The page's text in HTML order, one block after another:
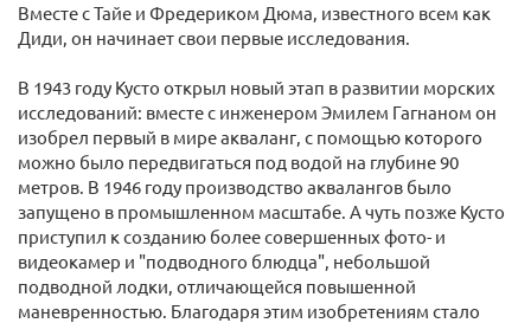
Вместе с Тайе и Фредериком Дюма, известного всем как
Диди, он начинает свои первые исследования.
В 1943 году Кусто открыл новый этап в развитии морских
исследований: вместе с инженером Эмилем Гагнаном он
изобрел первый в мире акваланг, с помощью которого
можно было передвигаться под водой на глубине 90
метров. В 1946 году производство аквалангов было
запущено в промышленном масштабе. А чуть позже Кусто
приступил к созданию более совершенных фото- и
видеокамер и "подводного блюдца", небольшой
подводной лодки, отличающейся повышенной
маневренностью. Благодаря этим изобретениям стало